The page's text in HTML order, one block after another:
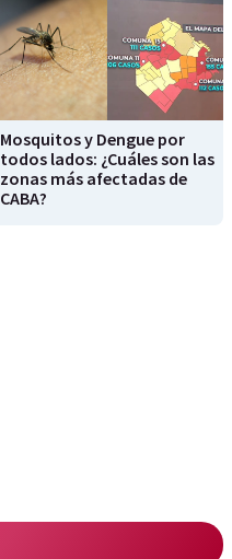
Mosquitos y Dengue por
todos lados: ¿Cuáles son las
zonas más afectadas de
CABA?